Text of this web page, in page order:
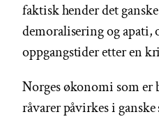
faktisk hender det
demoralisering og apati,
oppgangstider etter en
Norges økonomi som er
råvarer påvirkes i